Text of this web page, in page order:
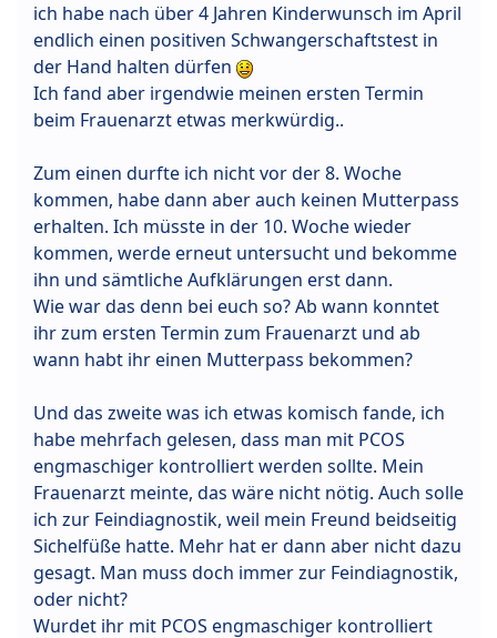
ich habe nach über 4 Jahren Kinderwunsch im April
endlich einen positiven Schwangerschaftstest in
der Hand halten dürfen
Ich fand aber irgendwie meinen ersten Termin
beim Frauenarzt etwas merkwürdig..
Zum einen durfte ich nicht vor der 8. Woche
kommen, habe dann aber auch keinen Mutterpass
erhalten. Ich müsste in der 10. Woche wieder
kommen, werde erneut untersucht und bekomme
ihn und sämtliche Aufklärungen erst dann.
Wie war das denn bei euch so? Ab wann konntet
ihr zum ersten Termin zum Frauenarzt und ab
wann habt ihr einen Mutterpass bekommen?
Und das zweite was ich etwas komisch fande, ich
habe mehrfach gelesen, dass man mit PCOS
engmaschiger kontrolliert werden sollte. Mein
Frauenarzt meinte, das wäre nicht nötig. Auch solle
ich zur Feindiagnostik, weil mein Freund beidseitig
Sichelfüße hatte. Mehr hat er dann aber nicht dazu
gesagt. Man muss doch immer zur Feindiagnostik,
oder nicht?
Wurdet ihr mit PCOS engmaschiger kontrolliert